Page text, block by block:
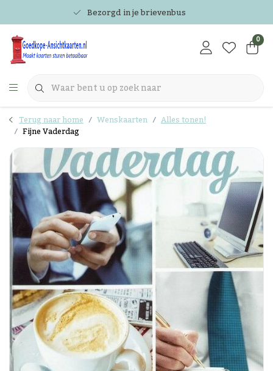
Bezorgd in je brievenbus
0
Terug naar home Wenskaarten Alles tonen!
Fijne Vaderdag